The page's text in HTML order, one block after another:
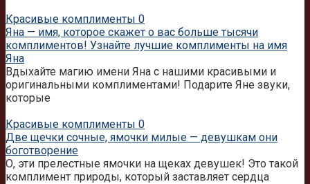
Красивые комплименты 0
Яна — имя, которое скажет о вас больше тысячи
комплиментов! Узнайте лучшие комплименты на имя
Яна
Вдыхайте магию имени Яна с нашими красивыми и
оригинальными комплиментами! Подарите Яне звуки,
которые
Красивые комплименты 0
Две щечки сочные, ямочки милые — девушкам они
боготворение
О, эти прелестные ямочки на щеках девушек! Это такой
комплимент природы, который заставляет сердца